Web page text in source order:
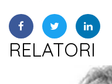
RELATORI